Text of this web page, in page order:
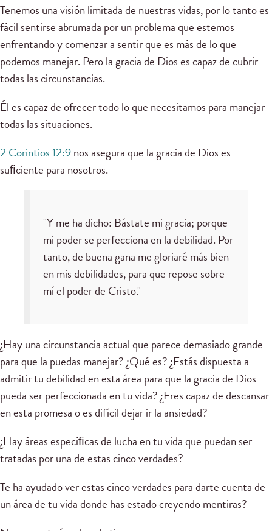
Tenemos una visión limitada de nuestras vidas, por lo tanto es
fácil sentirse abrumada por un problema que estemos
enfrentando y comenzar a sentir que es más de lo que
podemos manejar. Pero la gracia de Dios es capaz de cubrir
todas las circunstancias.
Él es capaz de ofrecer todo lo que necesitamos para manejar
todas las situaciones.
2 Corintios 12:9nos asegura que la gracia de Dios es
suﬁciente para nosotros.
"Y me ha dicho: Bástate mi gracia; porque
mi poder se perfecciona en la debilidad. Por
tanto, de buena gana me gloriaré más bien
en mis debilidades, para que repose sobre
mí el poder de Cristo."
¿Hay una circunstancia actual que parece demasiado grande
para que la puedas manejar? ¿Qué es? ¿Estás dispuesta a
admitir tu debilidad en esta área para que la gracia de Dios
pueda ser perfeccionada en tu vida? ¿Eres capaz de descansar
en esta promesa o es difícil dejar ir la ansiedad?
¿Hay áreas especíﬁcas de lucha en tu vida que puedan ser
tratadas por una de estas cinco verdades?
Te ha ayudado ver estas cinco verdades para darte cuenta de
un área de tu vida donde has estado creyendo mentiras?